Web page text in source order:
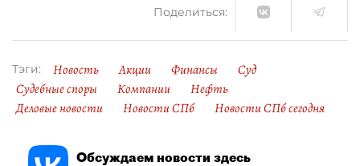
Поделиться:
Тэги: Новость Акции Финансы
Суд
Судебные споры
Компании
Нефть
Деловые новости
Новости СПб Новости СПб сегодня
Обсуждаем новости здесь